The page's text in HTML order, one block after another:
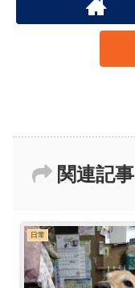
関連記事
日常